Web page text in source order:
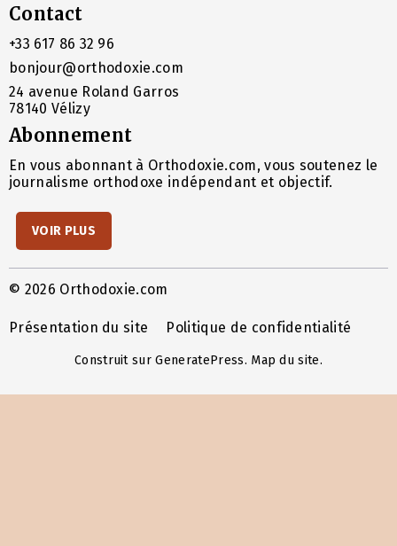
Contact
+33 617 86 32 96
bonjour@orthodoxie.com
24 avenue Roland Garros
78140 Vélizy
Abonnement
En vous abonnant à Orthodoxie.com, vous soutenez le
journalisme orthodoxe indépendant et objectif.
VOIR PLUS
© 2026 Orthodoxie.com
Présentation du site Politique de confidentialité
Construit surGeneratePress. Map du site.